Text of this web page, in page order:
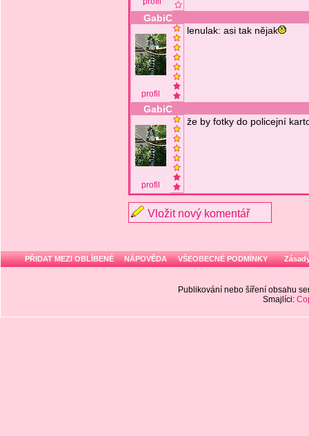
GabiC
profil
lenulak: asi tak nějak
GabiC
profil
že by fotky do policejní
Vložit nový komentář
PŘIDAT MEZI OBLÍBENÉ NÁPOVĚDA VŠEOBECNÉ PODMÍNKY
Publikování nebo šíření obsahu
Smajlíci: